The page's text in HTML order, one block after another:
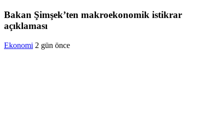
Bakan Şimşek’ten makroekonomik istikrar
açıklaması
Ekonomi 2 gün önce